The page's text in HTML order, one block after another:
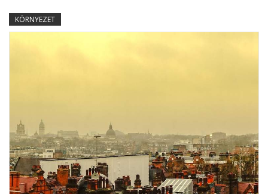
KÖRNYEZET